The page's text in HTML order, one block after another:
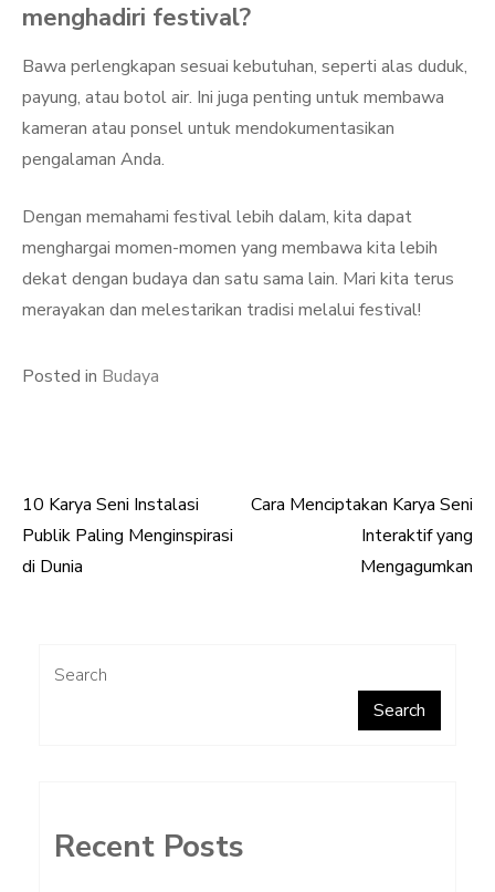
menghadiri festival?
Bawa perlengkapan sesuai kebutuhan, seperti alas duduk,
payung, atau botol air. Ini juga penting untuk membawa
kameran atau ponsel untuk mendokumentasikan
pengalaman Anda.
Dengan memahami festival lebih dalam, kita dapat
menghargai momen-momen yang membawa kita lebih
dekat dengan budaya dan satu sama lain. Mari kita terus
merayakan dan melestarikan tradisi melalui festival!
Posted in Budaya
Post
navigation
10 Karya Seni Instalasi
Publik Paling Menginspirasi
di Dunia
Cara Menciptakan Karya Seni
Interaktif yang
Mengagumkan
Search
Search
Recent Posts